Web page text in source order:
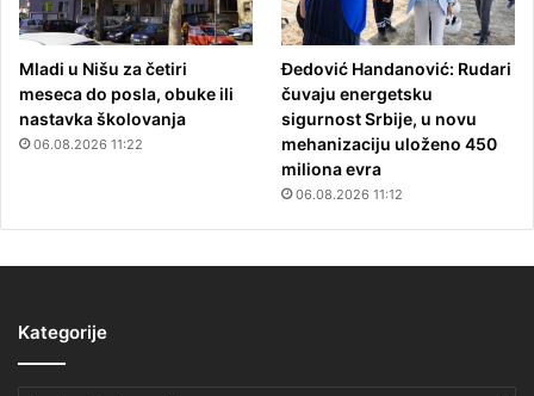
Mladi u Nišu za četiri
meseca do posla, obuke ili
nastavka školovanja
06.08.2026 11:22
Đedović Handanović: Rudari
čuvaju energetsku
sigurnost Srbije, u novu
mehanizaciju uloženo 450
miliona evra
06.08.2026 11:12
Kategorije